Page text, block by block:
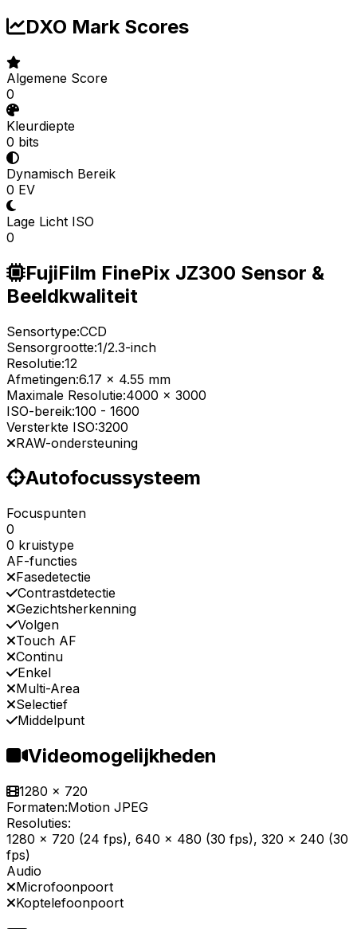
DXO Mark Scores
Algemene Score
0
Kleurdiepte
0 bits
Dynamisch Bereik
0 EV
Lage Licht ISO
0
FujiFilm FinePix JZ300 Sensor &
Beeldkwaliteit
Sensortype:CCD
Sensorgrootte:1/2.3-inch
Resolutie:12
Afmetingen:6.17 x 4.55 mm
Maximale Resolutie:4000 x 3000
ISO-bereik:100 - 1600
Versterkte ISO:3200
RAW-ondersteuning
Autofocussysteem
Focuspunten
0
0 kruistype
AF-functies
Fasedetectie
Contrastdetectie
Gezichtsherkenning
Volgen
Touch AF
Continu
Enkel
Multi-Area
Selectief
Middelpunt
Videomogelijkheden
1280 x 720
Formaten:Motion JPEG
Resoluties:
1280 x 720 (24 fps), 640 x 480 (30 fps), 320 x 240 (30
fps)
Audio
Microfoonpoort
Koptelefoonpoort